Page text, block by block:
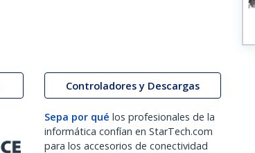
Controladores y Descargas
Sepa por qué los profesionales de la
informática confían en StarTech.com
para los accesorios de conectividad